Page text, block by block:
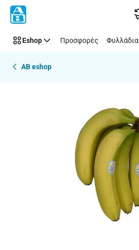
Παράλειψη
Eshop Προσφορές Φυλλάδια
AB eshop